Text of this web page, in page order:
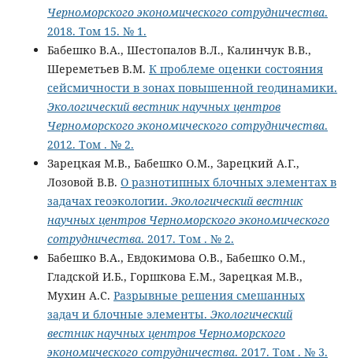
Черноморского экономического сотрудничества.
2018. Том 15. № 1.
Бабешко В.А., Шестопалов В.Л., Калинчук В.В.,
Шереметьев В.М. К проблеме оценки состояния
сейсмичности в зонах повышенной геодинамики.
Экологический вестник научных центров
Черноморского экономического сотрудничества.
2012. Том . № 2.
Зарецкая М.В., Бабешко О.М., Зарецкий А.Г.,
Лозовой В.В. О разнотипных блочных элементах в
задачах геоэкологии. Экологический вестник
научных центров Черноморского экономического
сотрудничества. 2017. Том . № 2.
Бабешко В.А., Евдокимова О.В., Бабешко О.М.,
Гладской И.Б., Горшкова Е.М., Зарецкая М.В.,
Мухин А.С. Разрывные решения смешанных
задач и блочные элементы. Экологический
вестник научных центров Черноморского
экономического сотрудничества. 2017. Том . № 3.